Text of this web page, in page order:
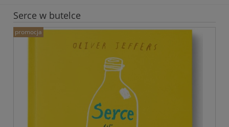
Serce w butelce
promocja